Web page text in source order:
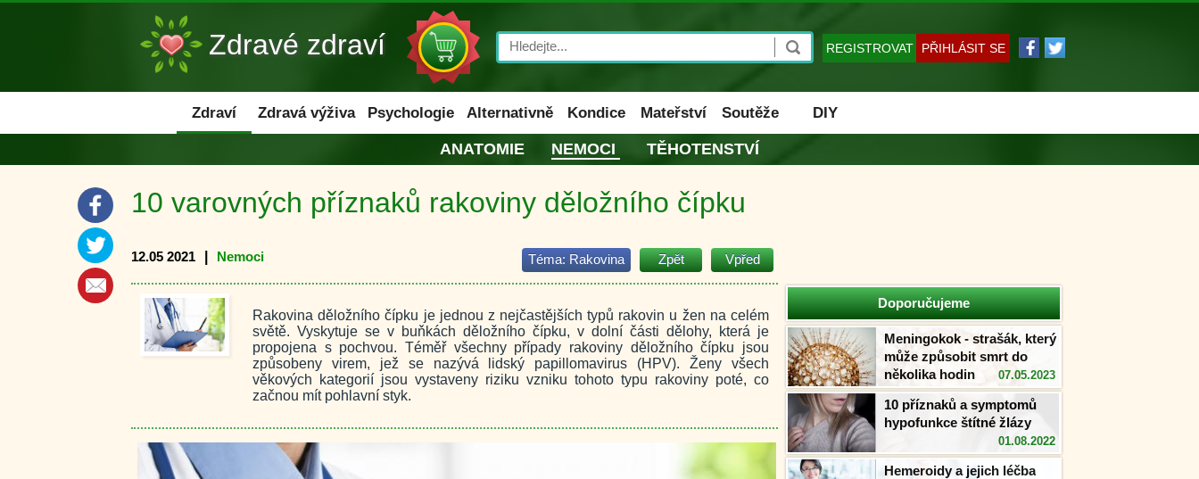
Zdravé zdraví REGISTROVAT PŘIHLÁSIT SE
Search
Zdraví Zdravá výživa Psychologie Alternativně Kondice Mateřství Soutěže DIY
ANATOMIE NEMOCI TĚHOTENSTVÍ
Doporučujeme
Meningokok - strašák, který
může způsobit smrt do
několika hodin
07.05.2023
10 příznaků a symptomů
hypofunkce štítné žlázy
01.08.2022
Hemeroidy a jejich léčba
10 varovných příznaků rakoviny děložního čípku
Téma: Rakovina Zpět Vpřed
12.05 2021 Nemoci
Rakovina děložního čípku je jednou z nejčastějších typů rakovin u žen na celém
světě. Vyskytuje se v buňkách děložního čípku, v dolní části dělohy, která je
propojena s pochvou. Téměř všechny případy rakoviny děložního čípku jsou
způsobeny virem, jež se nazývá lidský papillomavirus (HPV). Ženy všech
věkových kategorií jsou vystaveny riziku vzniku tohoto typu rakoviny poté, co
začnou mít pohlavní styk.